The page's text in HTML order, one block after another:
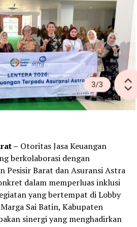
dengan mudah dipertemukan
aplikasi berbasis
online.
keuntungan dalam bentuk
keuntungan usaha tersebut
jelasnya.
tidak perlu merasa terlalu
tentang Penawaran Efek
Berbasis Teknologi
tegasnya.
Darminto mengatakan,
berinvestasi dengan SFC
kepemilikan melalui
utang (Obligasi), atau
– Otoritas Jasa Keuangan
berkolaborasi dengan
Pesisir Barat dan Asuransi Astra
dalam memperluas inklusi
yang bertempat di Lobby
Sai Batin, Kabupaten
sinergi yang menghadirkan